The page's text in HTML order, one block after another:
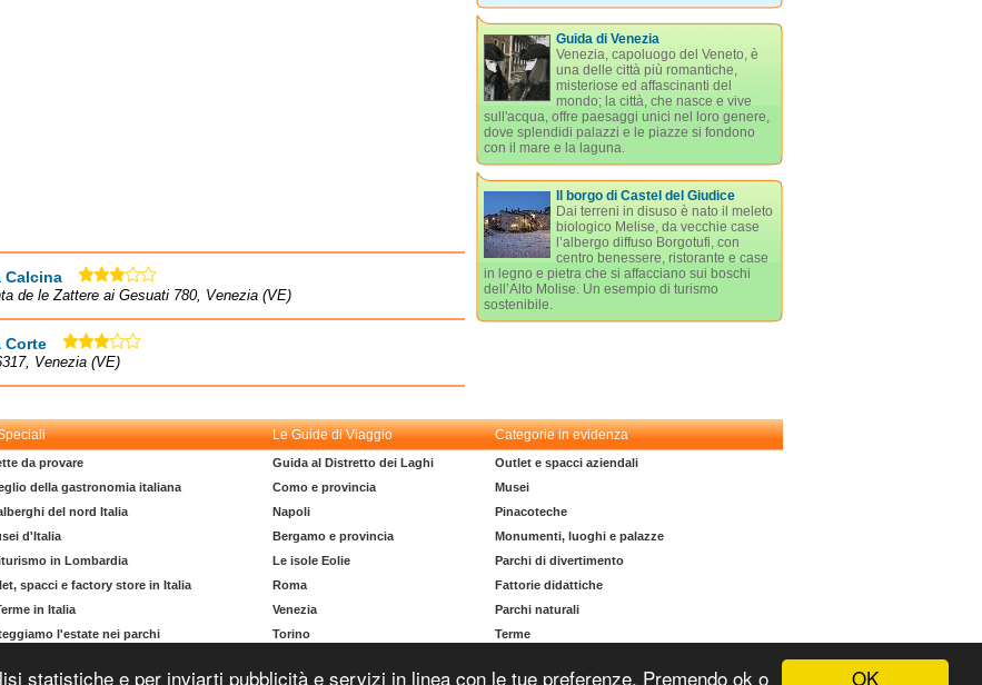
OK
statistiche e per inviarti pubblicità e servizi in linea con le tue preferenze. Premendo ok o
Calcina
de le Zattere ai Gesuati 780, Venezia (VE)
Corte
Venezia (VE)
Guida di Venezia
Venezia, capoluogo del Veneto, è
una delle città più romantiche,
misteriose ed affascinanti del
mondo; la città, che nasce e vive
sull'acqua, offre paesaggi unici nel loro genere,
dove splendidi palazzi e le piazze si fondono
con il mare e la laguna.
Il borgo di Castel del Giudice
Dai terreni in disuso è nato il meleto
biologico Melise, da vecchie case
l’albergo diffuso Borgotufi, con
centro benessere, ristorante e case
in legno e pietra che si affacciano sui boschi
dell’Alto Molise. Un esempio di turismo
sostenibile.
Le Guide di Viaggio Categorie in evidenza
da provare
della gastronomia italiana
del nord Italia
d'Italia
in Lombardia
spacci e factory store in Italia
in Italia
l'estate nei parchi
Guida al Distretto dei Laghi
Como e provincia
Napoli
Bergamo e provincia
Le isole Eolie
Roma
Venezia
Torino
Outlet e spacci aziendali
Musei
Pinacoteche
Monumenti, luoghi e palazze
Parchi di divertimento
Fattorie didattiche
Parchi naturali
Terme